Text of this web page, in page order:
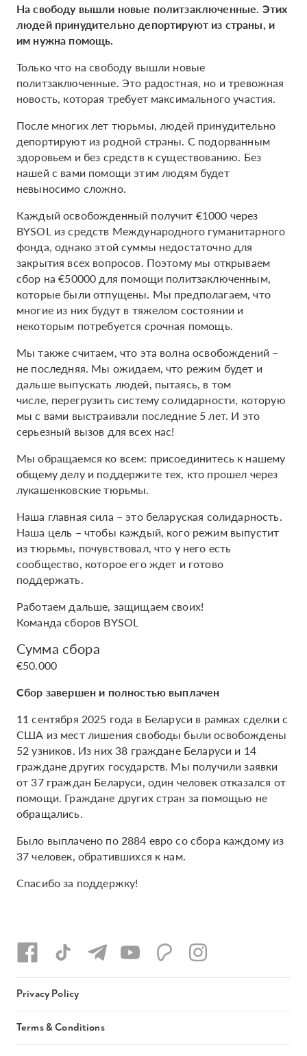
На свободу вышли новые политзаключенные. Этих
людей принудительно депортируют из страны, и
им нужна помощь.
Только что на свободу вышли новые
политзаключенные. Это радостная, но и тревожная
новость, которая требует максимального участия.
После многих лет тюрьмы, людей принудительно
депортируют из родной страны. С подорванным
здоровьем и без средств к существованию. Без
нашей с вами помощи этим людям будет
невыносимо сложно.
Каждый освобожденный получит €1000 через
BYSOL из средств Международного гуманитарного
фонда, однако этой суммы недостаточно для
закрытия всех вопросов. Поэтому мы открываем
сбор на €50000 для помощи политзаключенным,
которые были отпущены. Мы предполагаем, что
многие из них будут в тяжелом состоянии и
некоторым потребуется срочная помощь.
Мы также считаем, что эта волна освобождений –
не последняя. Мы ожидаем, что режим будет и
дальше выпускать людей, пытаясь, в том
числе, перегрузить систему солидарности, которую
мы с вами выстраивали последние 5 лет. И это
серьезный вызов для всех нас!
Мы обращаемся ко всем: присоединитесь к нашему
общему делу и поддержите тех, кто прошел через
лукашенковские тюрьмы.
Наша главная сила – это беларуская солидарность.
Наша цель – чтобы каждый, кого режим выпустит
из тюрьмы, почувствовал, что у него есть
сообщество, которое его ждет и готово
поддержать.
Работаем дальше, защищаем своих!
Команда сборов BYSOL
Сумма сбора
€50.000
Сбор завершен и полностью выплачен
11 сентября 2025 года в Беларуси в рамках сделки с
США из мест лишения свободы были освобождены
52 узников. Из них 38 граждане Беларуси и 14
граждане других государств. Мы получили заявки
от 37 граждан Беларуси, один человек отказался от
помощи. Граждане других стран за помощью не
обращались.
Было выплачено по 2884 евро со сбора каждому из
37 человек, обратившихся к нам.
Спасибо за поддержку!
Privacy Policy
Terms & Conditions